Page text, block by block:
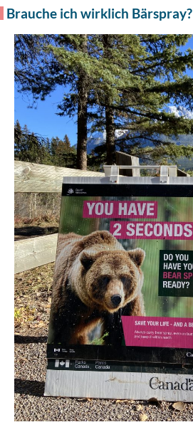
Brauche ich wirklich Bärspray?